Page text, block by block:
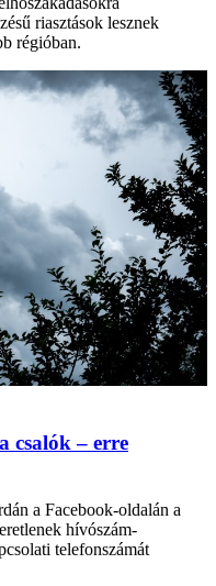
riasztások lesznek
régióban.
csalók – erre
a Facebook-oldalán a
hívószám-
telefonszámát